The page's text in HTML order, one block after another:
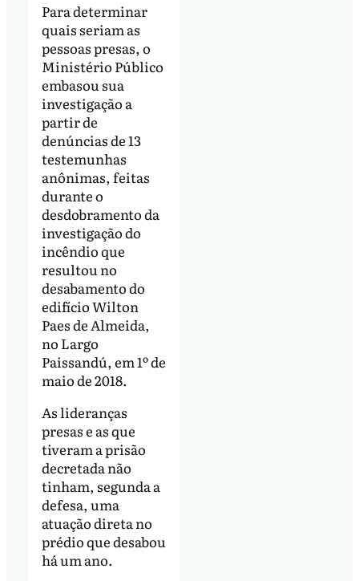
Para determinar
quais seriam as
pessoas presas, o
Ministério Público
embasou sua
investigação a
partir de
denúncias de 13
testemunhas
anônimas, feitas
durante o
desdobramento da
investigação do
incêndio que
resultou no
desabamento do
edifício Wilton
Paes de Almeida,
no Largo
Paissandú, em 1º de
maio de 2018.
As lideranças
presas e as que
tiveram a prisão
decretada não
tinham, segunda a
defesa, uma
atuação direta no
prédio que desabou
há um ano.